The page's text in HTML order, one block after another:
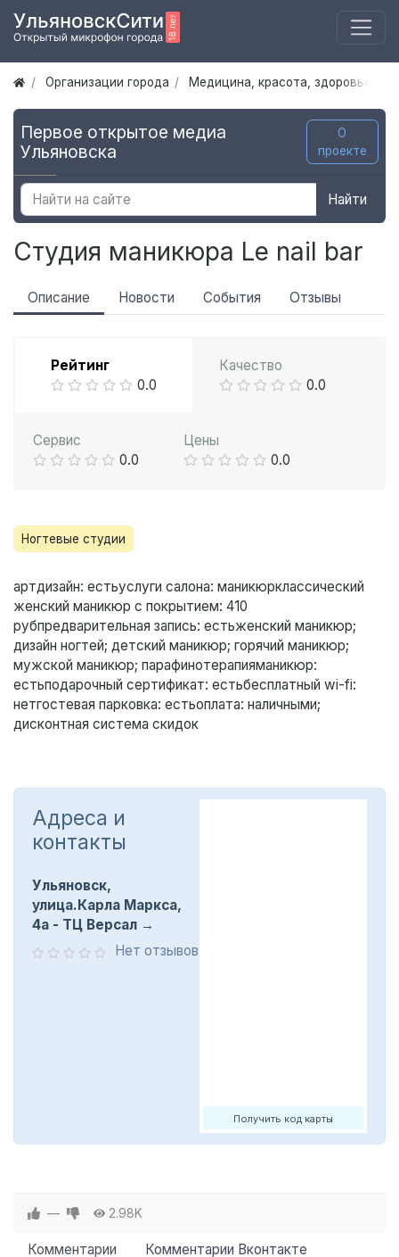
Организации города Медицина, красота, здоровье
Первое открытое медиа
Ульяновска
О
проекте
Найти
Студия маникюра Le nail bar
Описание Новости События Отзывы
Рейтинг
0.0
Качество
0.0
Сервис
0.0
Цены
0.0
Ногтевые студии
артдизайн: естьуслуги салона: маникюрклассический
женский маникюр с покрытием: 410
рубпредварительная запись: естьженский маникюр;
дизайн ногтей; детский маникюр; горячий маникюр;
мужской маникюр; парафинотерапияманикюр:
естьподарочный сертификат: естьбесплатный wi-fi:
нетгостевая парковка: естьоплата: наличными;
дисконтная система скидок
Получить код карты
Адреса и
контакты
Ульяновск,
улица.Карла Маркса,
4а - ТЦ Версал
Нет отзывов
— 2.98K
Комментарии Комментарии Вконтакте